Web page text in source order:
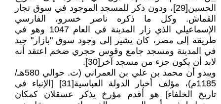
الحسين[29]، ودون ذكر للمسجد الموجود في سوق تجار
القماش. وكل ما ذكره ناصر خسرو، الفارسي
الإسماعيلي الذي زار المدينة في العام 1047 وهو في
طريقه إلى مصر، كان يشير إلى وجود سوق "بازار" جيد
في المدينة ومسجد جامع وقوس حجري ضخم اعتقد أنه
لابد أن يكون جزء من مسجد آخر[30].
ويبدو أن محمد بن علي بن العمراني (ت. حوالي 580هـ/
1185م)، مؤلف أخبار الدولة العباسية[31] [الإنباء في
تاريخ الخلفاء] هو أقدم مؤرخ يذكر عسقلان كمكان